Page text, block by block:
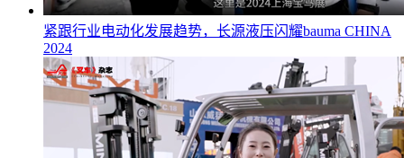
紧跟行业电动化发展趋势，长源液压闪耀bauma CHINA
2024